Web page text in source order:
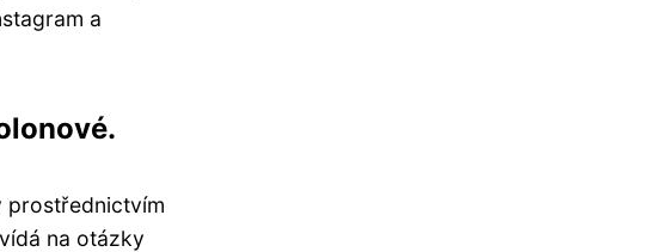
a
prostřednictvím
na otázky